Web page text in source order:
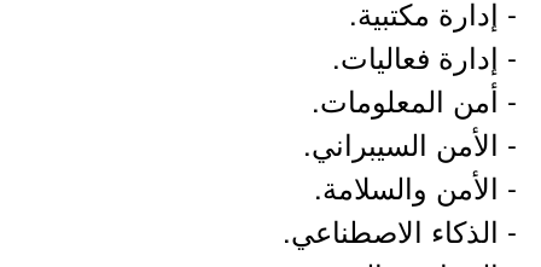
- إدارة مكتبية.
- إدارة فعاليات.
- أمن المعلومات.
- الأمن السيبراني.
- الأمن والسلامة.
- الذكاء الاصطناعي.